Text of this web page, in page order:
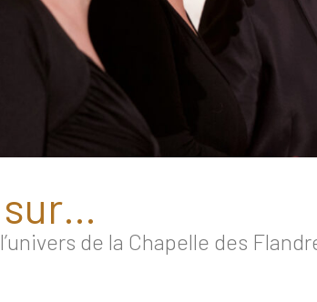
sur…​
de la Chapelle des